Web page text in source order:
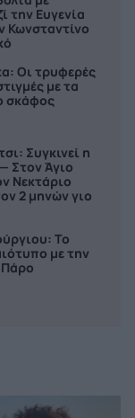
την Ευγενία
Κωνσταντίνο
Οι τρυφερές
με τα
σκάφος
Συγκινεί η
Στον Άγιο
Νεκτάριο
2 μηνών γιο
Το
με την